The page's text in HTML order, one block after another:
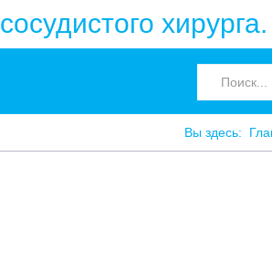
сосудистого
Вы здесь: